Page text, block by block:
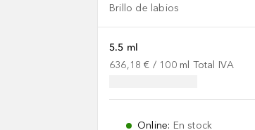
Brillo de labios
5.5 ml
636,18 € / 100 ml Total IVA
Online: En stock